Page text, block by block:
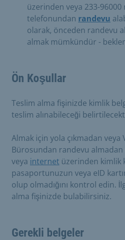
üzerinden veya 233-96000
telefonundan randevu
olarak, önceden randevu
almak mümkündür -
Ön Koşullar
Teslim alma fişinizde kimlik
teslim alınabileceği
Almak için yola çıkmadan veya
Bürosundan randevu
veya internet üzerinden kimlik
pasaportunuzun veya eID
olup olmadığını kontrol edin.
alma fişinizde bulabilirsiniz.
Gerekli belgeler